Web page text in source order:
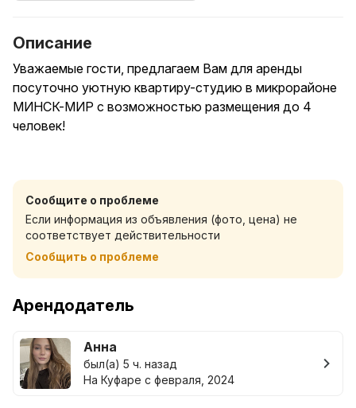
Описание
Уважаемые гости, предлагаем Вам для аренды
посуточно уютную квартиру-студию в микрорайоне
МИНСК-МИР с возможностью размещения до 4
человек!
пешей доступности)
Удобная локация: рядом самый большой в Беларуси
ТРЦ Aviamall, ТЦ Outleto. 10 минут до проспекта
Независимости и проспекта Дзержинского. 10-15
минут до ЖД и Автовокзала.
Свежий ремонт в новом доме. Все сделано красиво
и с любовью. Отдельная гардеробная комната.
Новая комфортная мебель:
- двухместная кровать (закрывается шторами)
- диван со спальным местом
Сообщите о проблеме
Если информация из объявления (фото, цена) не
соответствует действительности
Сообщить о проблеме
Арендодатель
Анна
был(а) 5 ч. назад
На Куфаре с февраля, 2024